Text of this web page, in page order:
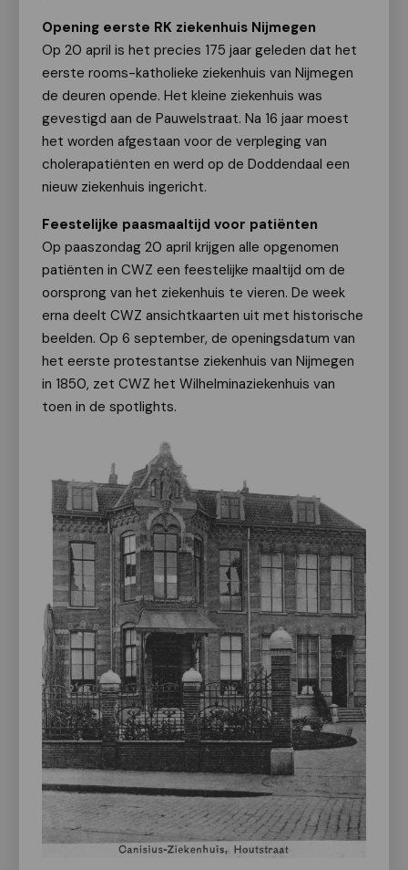
Opening eerste RK ziekenhuis Nijmegen
Op 20 april is het precies 175 jaar geleden dat het
eerste rooms-katholieke ziekenhuis van Nijmegen
de deuren opende. Het kleine ziekenhuis was
gevestigd aan de Pauwelstraat. Na 16 jaar moest
het worden afgestaan voor de verpleging van
cholerapatiënten en werd op de Doddendaal een
nieuw ziekenhuis ingericht.
Feestelijke paasmaaltijd voor patiënten
Op paaszondag 20 april krijgen alle opgenomen
patiënten in CWZ een feestelijke maaltijd om de
oorsprong van het ziekenhuis te vieren. De week
erna deelt CWZ ansichtkaarten uit met historische
beelden. Op 6 september, de openingsdatum van
het eerste protestantse ziekenhuis van Nijmegen
in 1850, zet CWZ het Wilhelminaziekenhuis van
toen in de spotlights.